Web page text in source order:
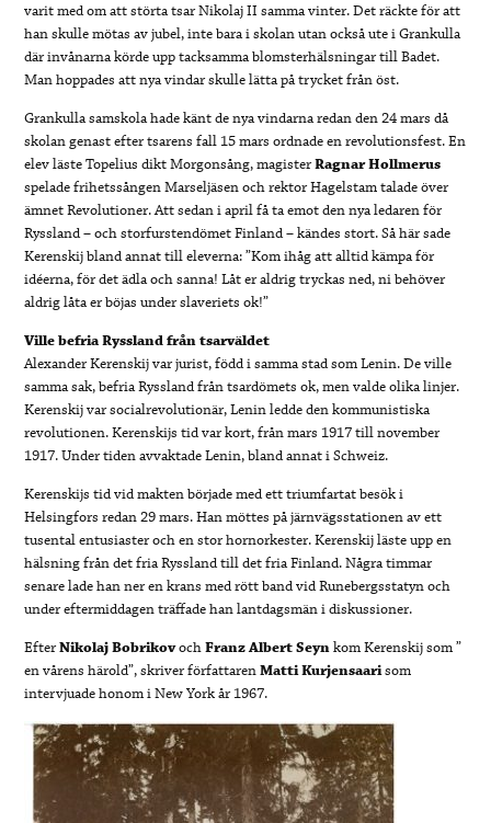
varit med om att störta tsar Nikolaj II samma vinter. Det räckte för att
han skulle mötas av jubel, inte bara i skolan utan också ute i Grankulla
där invånarna körde upp tacksamma blomsterhälsningar till Badet.
Man hoppades att nya vindar skulle lätta på trycket från öst.
Grankulla samskola hade känt de nya vindarna redan den 24 mars då
skolan genast efter tsarens fall 15 mars ordnade en revolutionsfest. En
elev läste Topelius dikt Morgonsång, magisterRagnar Hollmerus
spelade frihetssången Marseljäsen och rektor Hagelstam talade över
ämnet Revolutioner. Att sedan i april få ta emot den nya ledaren för
Ryssland – och storfurstendömet Finland – kändes stort. Så här sade
Kerenskij bland annat till eleverna: ”Kom ihåg att alltid kämpa för
idéerna, för det ädla och sanna! Låt er aldrig tryckas ned, ni behöver
aldrig låta er böjas under slaveriets ok!”
Ville befria Ryssland från tsarväldet
Alexander Kerenskij var jurist, född i samma stad som Lenin. De ville
samma sak, befria Ryssland från tsardömets ok, men valde olika linjer.
Kerenskij var socialrevolutionär, Lenin ledde den kommunistiska
revolutionen. Kerenskijs tid var kort, från mars 1917 till november
1917. Under tiden avvaktade Lenin, bland annat i Schweiz.
Kerenskijs tid vid makten började med ett triumfartat besök i
Helsingfors redan 29 mars. Han möttes på järnvägsstationen av ett
tusental entusiaster och en stor hornorkester. Kerenskij läste upp en
hälsning från det fria Ryssland till det fria Finland. Några timmar
senare lade han ner en krans med rött band vid Runebergsstatyn och
under eftermiddagen träffade han lantdagsmän i diskussioner.
EfterNikolaj BobrikovochFranz Albert Seynkom Kerenskij som ”
en vårens härold”, skriver författarenMatti Kurjensaarisom
intervjuade honom i New York år 1967.